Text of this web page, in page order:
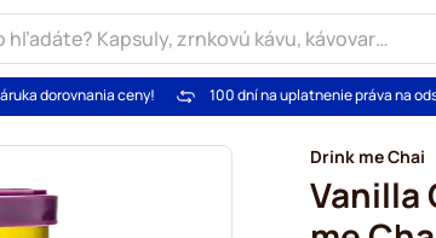
dorovnania ceny! 100 dní na uplatnenie práva na
Drink me Chai
Vanilla